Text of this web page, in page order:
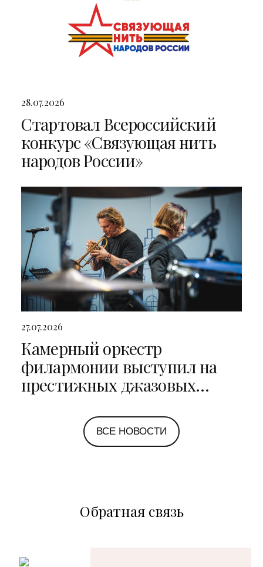
28.07.2026
Стартовал Всероссийский
конкурс «Связующая нить
народов России»
27.07.2026
Камерный оркестр
филармонии выступил на
престижных джазовых
Петербурге и Ярославле
ВСЕ НОВОСТИ
Обратная связь